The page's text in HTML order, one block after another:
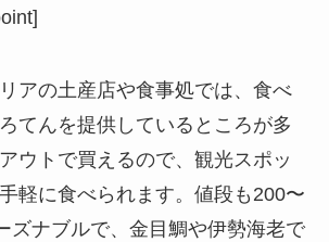
アの土産店や食事処では、食べ
てんを提供しているところが多
ウトで買えるので、観光スポッ
軽に食べられます。値段も200〜
ズナブルで、金目鯛や伊勢海老で